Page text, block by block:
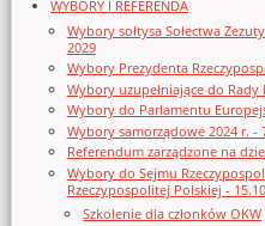
WYBORY I REFERENDA
Wybory sołtysa Sołectwa
2029
Wybory Prezydenta
Wybory uzupełniające do
Wybory do Parlamentu
Wybory samorządowe 2024 r. -
Referendum zarządzone na
Wybory do Sejmu
Rzeczypospolitej Polskiej -
Szkolenie dla członków OKW